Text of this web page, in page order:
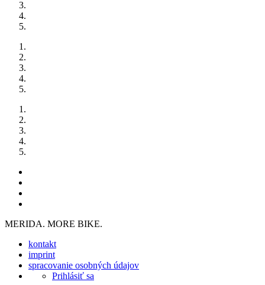
MERIDA. MORE BIKE.
kontakt
imprint
spracovanie osobných údajov
Prihlásiť sa